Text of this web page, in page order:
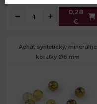
0,28
€
Achát syntetický, minerálne
korálky Ø6 mm